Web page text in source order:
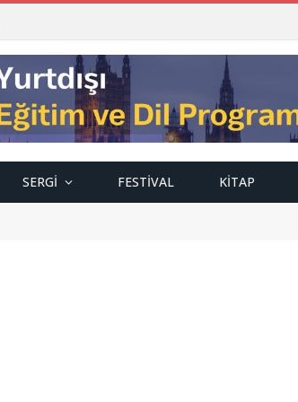
SERGI FESTIVAL KITAP